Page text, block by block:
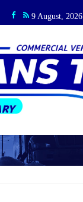
9 August, 2026